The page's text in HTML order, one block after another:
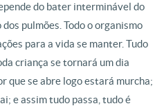
do bater interminável do
pulmões. Todo o organismo
para a vida se manter. Tudo
criança se tornará um dia
que se abre logo estará murcha;
e assim tudo passa, tudo é